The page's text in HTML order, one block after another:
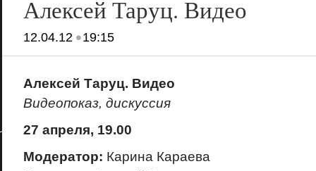
Алексей Таруц. Видео
12.04.12•19:15
Алексей Таруц. Видео
Видеопоказ, дискуссия
27 апреля, 19.00
Модератор: Карина Караева